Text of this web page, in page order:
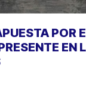
POR
EN